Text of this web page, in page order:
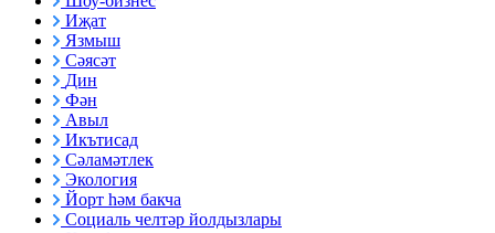
Иҗат
Язмыш
Сәясәт
Дин
Фән
Авыл
Икътисад
Сәламәтлек
Экология
Йорт һәм бакча
Социаль челтәр йолдызлары